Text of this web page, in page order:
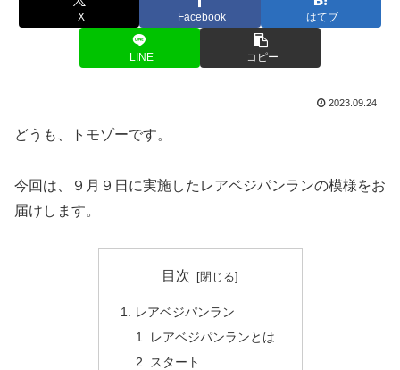
X Facebook はてブ
LINE コピー
2023.09.24
どうも、トモゾーです。
今回は、９月９日に実施したレアベジパンランの模様をお
届けします。
目次
レアベジパンラン
レアベジパンランとは
スタート